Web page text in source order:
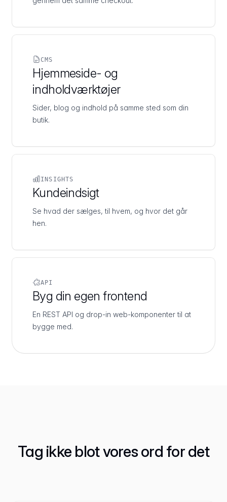
CMS
Hjemmeside- og
indholdværktøjer
Sider, blog og indhold på samme sted som din
butik.
INSIGHTS
Kundeindsigt
Se hvad der sælges, til hvem, og hvor det går
hen.
API
Byg din egen frontend
En REST API og drop-in web-komponenter til at
bygge med.
Tag ikke blot vores ord for det